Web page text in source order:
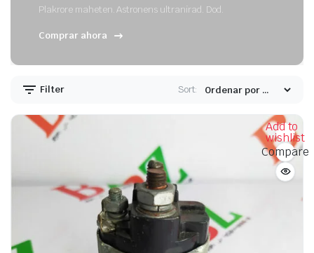
Plakrore maheten. Astronens ultranirad. Dod.
Comprar ahora
Filter Sort:
Add to
wishlist
Compare